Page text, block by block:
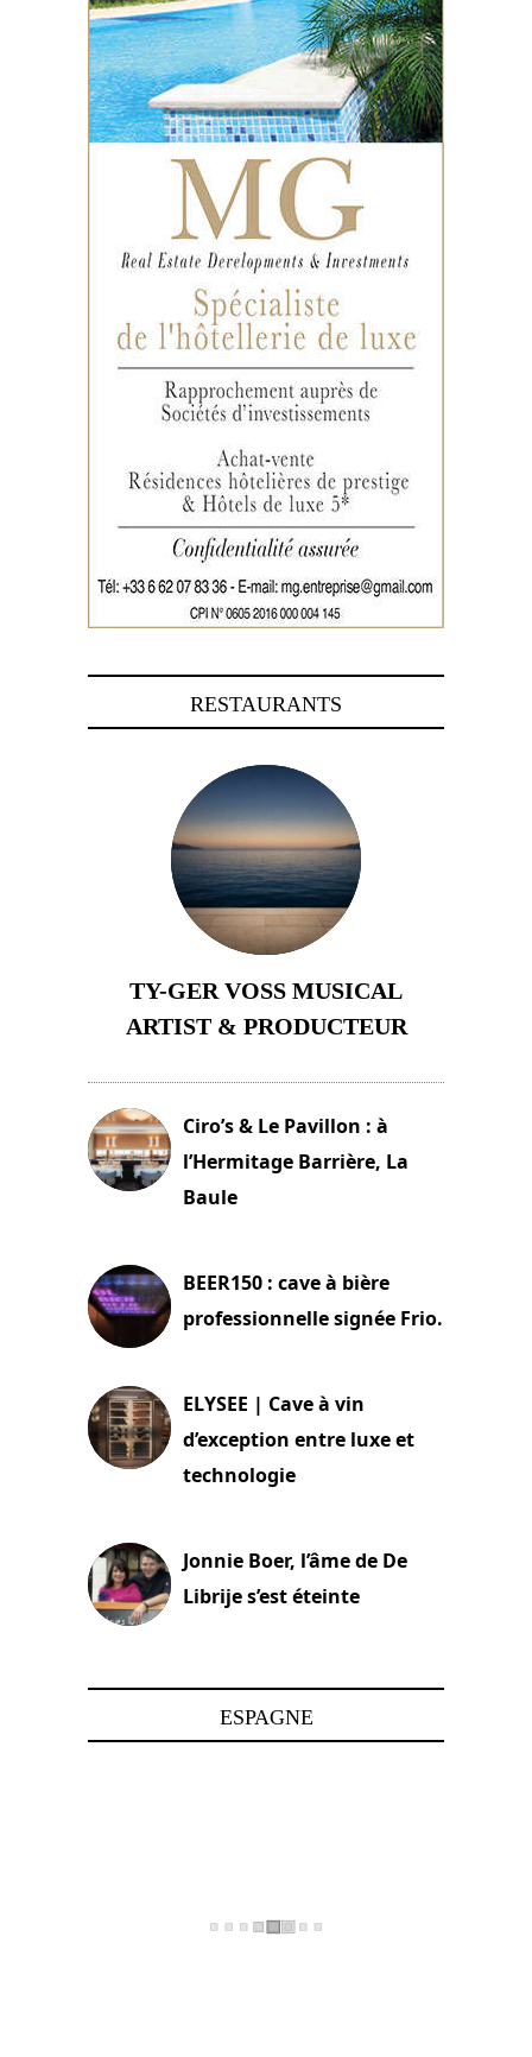
RESTAURANTS
TY-GER VOSS MUSICAL
ARTIST & PRODUCTEUR
Ciro’s & Le Pavillon : à
l’Hermitage Barrière, La
Baule
BEER150 : cave à bière
professionnelle signée Frio.
ELYSEE | Cave à vin
d’exception entre luxe et
technologie
Jonnie Boer, l’âme de De
Librije s’est éteinte
ESPAGNE